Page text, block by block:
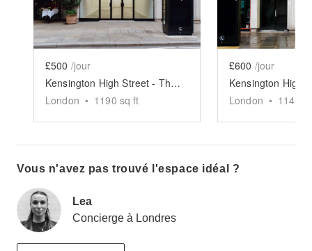
£500 /jour
Kensington High Street - The Spacious Black Store
London • 1190 sq ft
£600 /jour
London • 1143
Vous n'avez pas trouvé l'espace idéal ?
Lea
Concierge à Londres